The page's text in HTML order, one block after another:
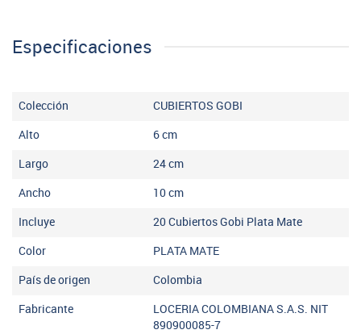
Especificaciones
Colección CUBIERTOS GOBI
Alto 6cm
Largo 24cm
Ancho 10cm
Incluye 20 Cubiertos Gobi Plata Mate
Color PLATA MATE
País de origen Colombia
Fabricante
LOCERIA COLOMBIANA S.A.S. NIT
890900085-7